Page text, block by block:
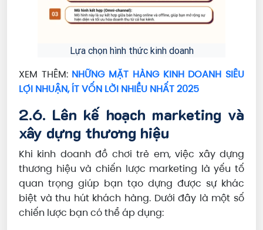
Lựa chọn hình thức kinh doanh
XEM THÊM: NHỮNG MẶT HÀNG KINH DOANH SIÊU
LỢI NHUẬN, ÍT VỐN LỜI NHIỀU NHẤT 2025
2.6. Lên kế hoạch marketing và
xây dựng thương hiệu
Khi kinh doanh đồ chơi trẻ em, việc xây dựng
thương hiệu và chiến lược marketing là yếu tố
quan trọng giúp bạn tạo dựng được sự khác
biệt và thu hút khách hàng. Dưới đây là một số
chiến lược bạn có thể áp dụng: